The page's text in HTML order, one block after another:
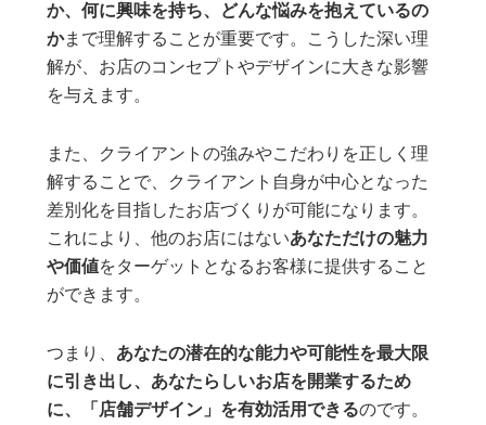
か、何に興味を持ち、どんな悩みを抱えているの
かまで理解することが重要です。こうした深い理
解が、お店のコンセプトやデザインに大きな影響
を与えます。
また、クライアントの強みやこだわりを正しく理
解することで、クライアント自身が中心となった
差別化を目指したお店づくりが可能になります。
これにより、他のお店にはないあなただけの魅力
や価値をターゲットとなるお客様に提供すること
ができます。
つまり、 あなたの潜在的な能力や可能性を最大限
に引き出し、あなたらしいお店を開業するため
に、「店舗デザイン」を有効活用できるのです。